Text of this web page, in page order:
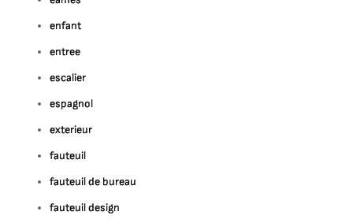
enfant
entree
escalier
espagnol
exterieur
fauteuil
fauteuil de bureau
fauteuil design